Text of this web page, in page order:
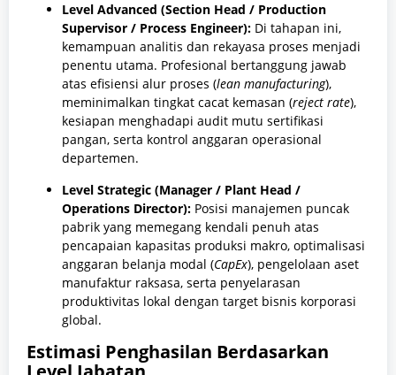
Level Advanced (Section Head / Production
Supervisor / Process Engineer): Di tahapan ini,
kemampuan analitis dan rekayasa proses menjadi
penentu utama. Profesional bertanggung jawab
atas efisiensi alur proses (lean manufacturing),
meminimalkan tingkat cacat kemasan (reject rate),
kesiapan menghadapi audit mutu sertifikasi
pangan, serta kontrol anggaran operasional
departemen.
Level Strategic (Manager / Plant Head /
Operations Director): Posisi manajemen puncak
pabrik yang memegang kendali penuh atas
pencapaian kapasitas produksi makro, optimalisasi
anggaran belanja modal (CapEx), pengelolaan aset
manufaktur raksasa, serta penyelarasan
produktivitas lokal dengan target bisnis korporasi
global.
Estimasi Penghasilan Berdasarkan